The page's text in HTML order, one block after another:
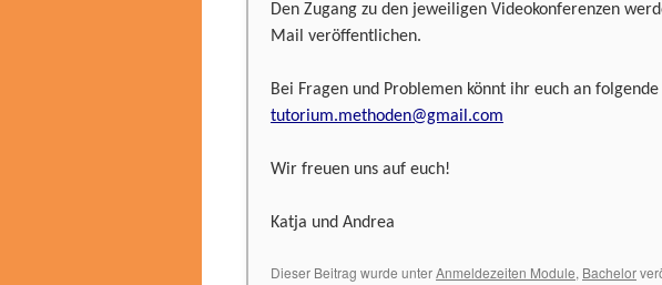
Den Zugang zu den jeweiligen Videokonferenzen
Mail veröffentlichen.
Bei Fragen und Problemen könnt ihr euch an
tutorium.methoden@gmail.com
Wir freuen uns auf euch!
Katja und Andrea
Dieser Beitrag wurde unterAnmeldezeiten Module, Bachelor